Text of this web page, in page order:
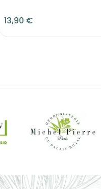
13,90 €